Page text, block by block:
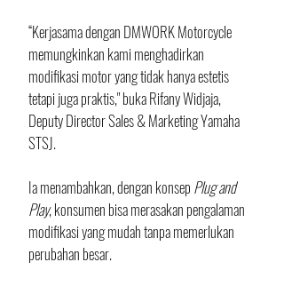
“Kerjasama dengan DMWORK Motorcycle
memungkinkan kami menghadirkan
modifikasi motor yang tidak hanya estetis
tetapi juga praktis," buka Rifany Widjaja,
Deputy Director Sales & Marketing Yamaha
STSJ.
Ia menambahkan, dengan konsep Plug and
Play, konsumen bisa merasakan pengalaman
modifikasi yang mudah tanpa memerlukan
perubahan besar.